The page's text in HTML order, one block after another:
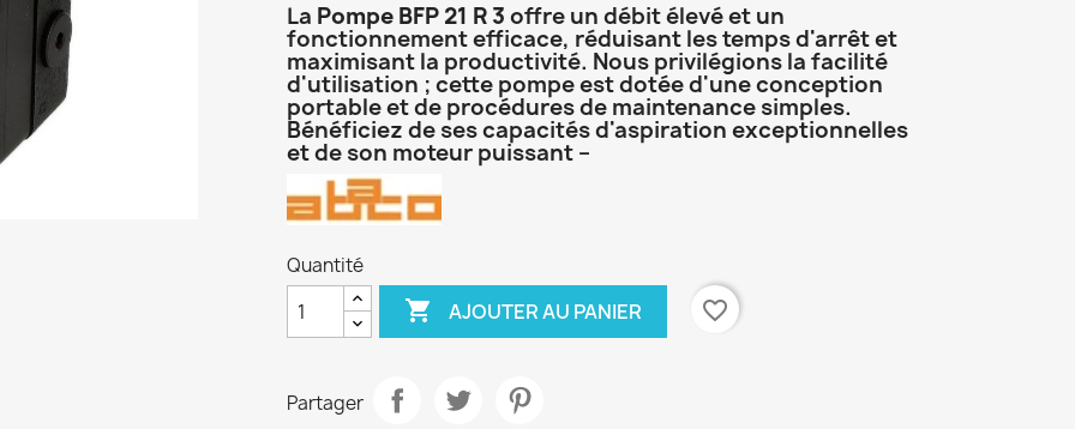
La Pompe BFP 21 R 3 offre un débit élevé et un
fonctionnement efficace, réduisant les temps d'arrêt et
maximisant la productivité. Nous privilégions la facilité
d'utilisation ; cette pompe est dotée d'une conception
portable et de procédures de maintenance simples.
Bénéficiez de ses capacités d'aspiration exceptionnelles
et de son moteur puissant –
Quantité
 AJOUTER AU PANIER favorite_border
Partager